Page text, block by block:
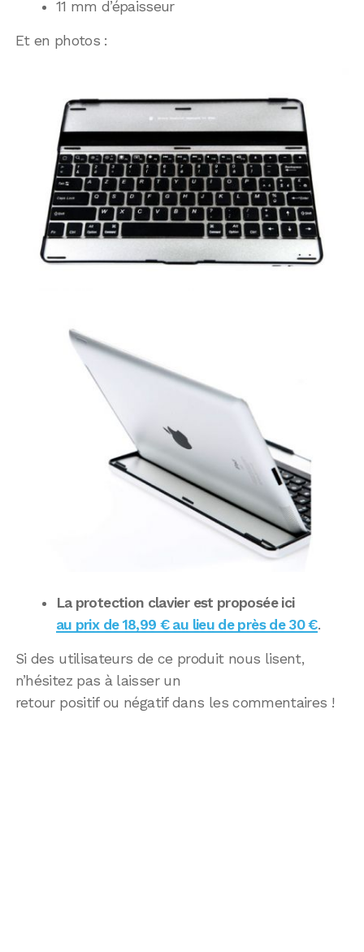
11 mm d’épaisseur
Et en photos :
La protection clavier est proposée ici
au prix de 18,99 € au lieu de près de 30 €.
Si des utilisateurs de ce produit nous lisent,
n’hésitez pas à laisser un
retour positif ou négatif dans les commentaires !